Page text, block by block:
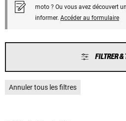
moto ? Ou vous avez découvert
informer. Accéder au formulaire
FILTRER &
Annuler tous les filtres